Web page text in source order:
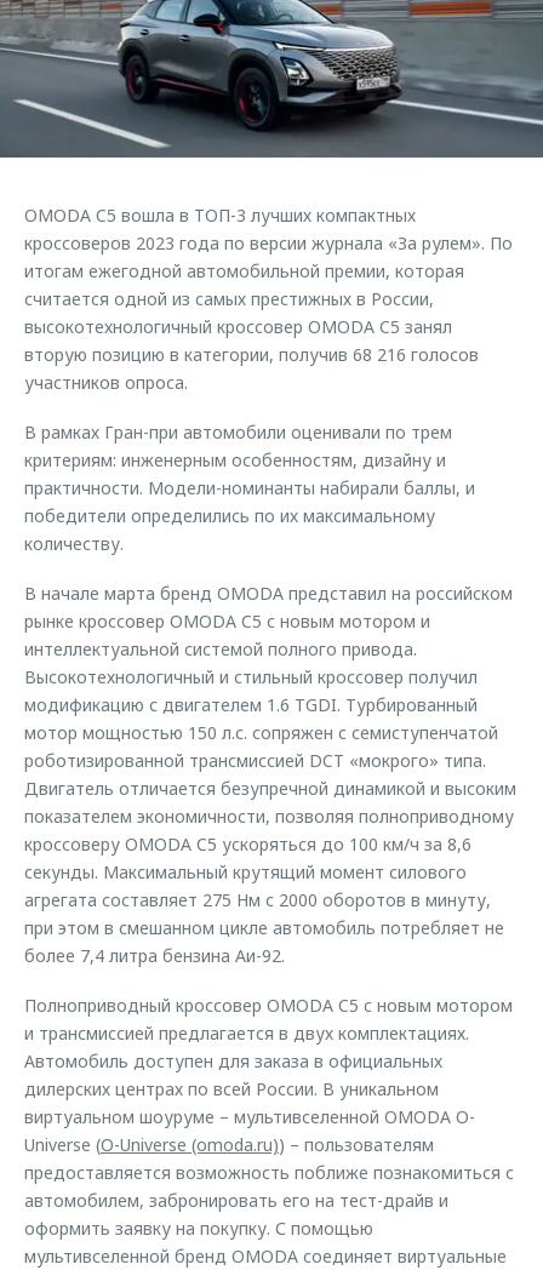
Страхование
Кредитный калькулятор
Аксессуары
Одежда и сувениры
Запчасти
Трейд-ин
Калькулятор трейд-ин
Клиентская поддержка
O&J Автоклуб
Клуб владельцев OMODA
Приложение O&J
Одежда и сувениры
Оригинальные аксессуары
Запчасти
Обратная связь
OMODA C5 вошла в ТОП-3 лучших компактных
кроссоверов 2023 года по версии журнала «За рулем». По
итогам ежегодной автомобильной премии, которая
считается одной из самых престижных в России,
высокотехнологичный кроссовер OMODA C5 занял
вторую позицию в категории, получив 68 216 голосов
участников опроса.
В рамках Гран-при автомобили оценивали по трем
критериям: инженерным особенностям, дизайну и
практичности. Модели-номинанты набирали баллы, и
победители определились по их максимальному
количеству.
В начале марта бренд OMODA представил на российском
рынке кроссовер OMODA C5 с новым мотором и
интеллектуальной системой полного привода.
Высокотехнологичный и стильный кроссовер получил
модификацию с двигателем 1.6 TGDI. Турбированный
мотор мощностью 150 л.с. сопряжен с семиступенчатой
роботизированной трансмиссией DCT «мокрого» типа.
Двигатель отличается безупречной динамикой и высоким
показателем экономичности, позволяя полноприводному
кроссоверу OMODA C5 ускоряться до 100 км/ч за 8,6
секунды. Максимальный крутящий момент силового
агрегата составляет 275 Нм с 2000 оборотов в минуту,
при этом в смешанном цикле автомобиль потребляет не
более 7,4 литра бензина Аи-92.
Полноприводный кроссовер OMODA C5 c новым мотором
и трансмиссией предлагается в двух комплектациях.
Автомобиль доступен для заказа в официальных
дилерских центрах по всей России. В уникальном
виртуальном шоуруме – мультивселенной OMODA O-
Universe (O-Universe (omoda.ru)) – пользователям
предоставляется возможность поближе познакомиться с
автомобилем, забронировать его на тест-драйв и
оформить заявку на покупку. С помощью
мультивселенной бренд OMODA соединяет виртуальные